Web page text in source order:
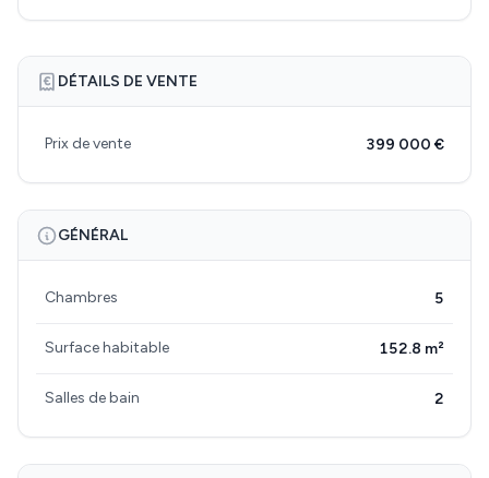
DÉTAILS DE VENTE
Prix de vente 399 000 €
GÉNÉRAL
Chambres 5
Surface habitable 152.8 m²
Salles de bain 2